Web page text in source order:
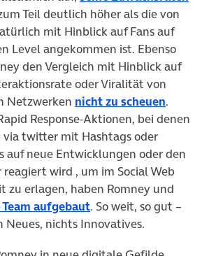
in neuem Tab)
Teil deutlich höher als die von
mit Hinblick auf Fans auf
Level angekommen ist. Ebenso
den Vergleich mit Hinblick auf
oder Viralität von
Netzwerken nicht zu scheuen.
Response-Aktionen, bei denen
twitter mit Hashtags oder
auf neue Entwicklungen oder den
wird , um im Social Web
zu erlagen, haben Romney und
aufgebaut(öffnet in neuem
. So weit, so gut –
nichts Innovatives.